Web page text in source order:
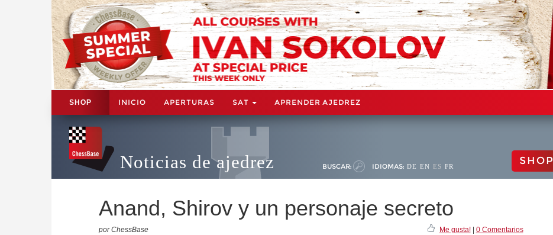
SHOP INICIO APERTURAS SAT APRENDER AJEDREZ
Noticias de ajedrez BUSCAR: IDIOMAS: DE EN ES FR SHOP
Anand, Shirov y un personaje secreto
por ChessBase Me gusta!| 0 Comentarios